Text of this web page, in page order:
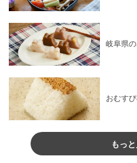
岐阜県
おむす
もっ